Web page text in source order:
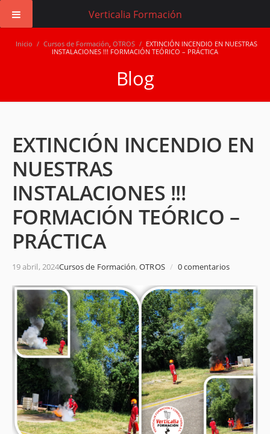
Inicio / Cursos de Formación, OTROS / EXTINCIÓN INCENDIO EN NUESTRAS
INSTALACIONES !!! FORMACIÓN TEÓRICO – PRÁCTICA
Blog
EXTINCIÓN INCENDIO EN
NUESTRAS
INSTALACIONES !!!
FORMACIÓN TEÓRICO –
PRÁCTICA
19 abril, 2024Cursos de Formación,OTROS / 0 comentarios
Verticalia Formación